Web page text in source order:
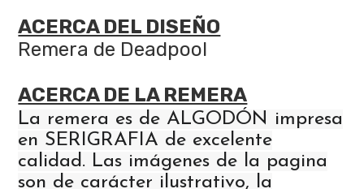
ACERCA DEL DISEÑO
Remera de Deadpool
ACERCA DE LA REMERA
La remera es de ALGODÓN impresa
en SERIGRAFIA de excelente
calidad. Las imágenes de la pagina
son de carácter ilustrativo, la